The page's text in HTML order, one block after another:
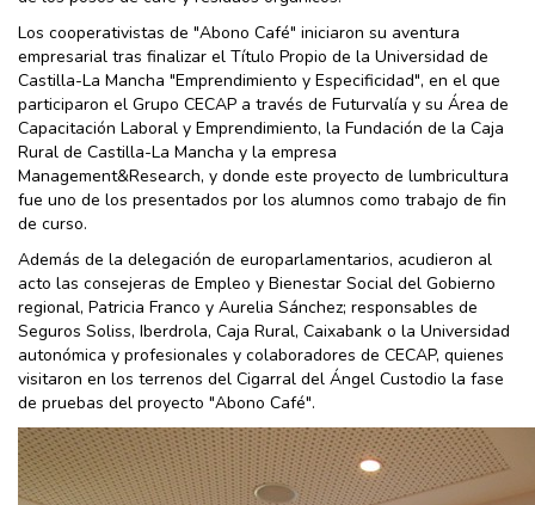
Los cooperativistas de "Abono Café" iniciaron su aventura
empresarial tras finalizar el Título Propio de la Universidad de
Castilla-La Mancha "Emprendimiento y Especificidad", en el que
participaron el Grupo CECAP a través de Futurvalía y su Área de
Capacitación Laboral y Emprendimiento, la Fundación de la Caja
Rural de Castilla-La Mancha y la empresa
Management&Research, y donde este proyecto de lumbricultura
fue uno de los presentados por los alumnos como trabajo de fin
de curso.
Además de la delegación de europarlamentarios, acudieron al
acto las consejeras de Empleo y Bienestar Social del Gobierno
regional, Patricia Franco y Aurelia Sánchez; responsables de
Seguros Soliss, Iberdrola, Caja Rural, Caixabank o la Universidad
autonómica y profesionales y colaboradores de CECAP, quienes
visitaron en los terrenos del Cigarral del Ángel Custodio la fase
de pruebas del proyecto "Abono Café".